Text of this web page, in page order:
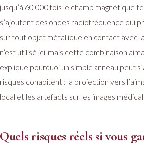
jusqu’à 60 000 fois le champ magnétique
s’ajoutent des ondes radiofréquence qui
sur tout objet métallique en contact avec
n’est utilisé ici, mais cette combinaison
explique pourquoi un simple anneau peut
risques cohabitent : la projection vers
local et les artefacts sur les images
Quels risques réels si vous